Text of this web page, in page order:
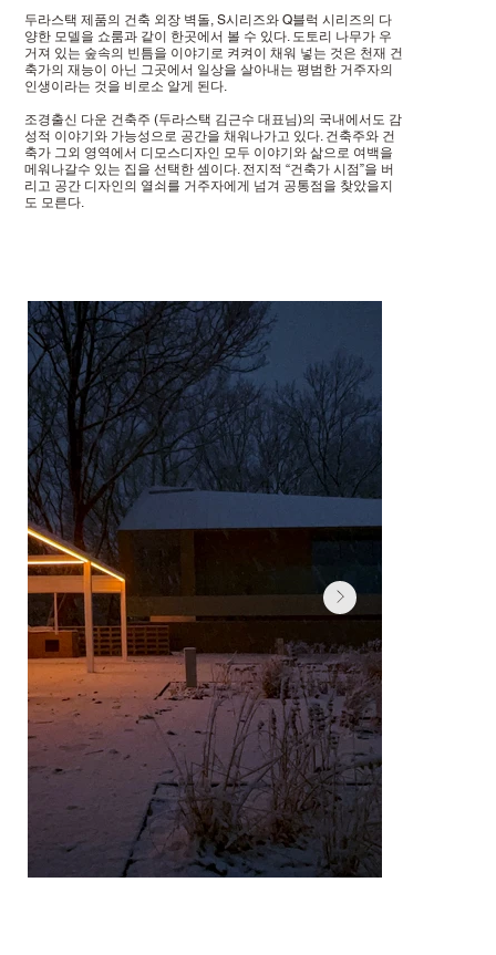
두라스택 제품의 건축 외장 벽돌, S시리즈와 Q블럭 시리즈의 다
양한 모델을 쇼룸과 같이 한곳에서 볼 수 있다. 도토리 나무가 우
거져 있는 숲속의 빈틈을 이야기로 켜켜이 채워 넣는 것은 천재 건
축가의 재능이 아닌 그곳에서 일상을 살아내는 평범한 거주자의
인생이라는 것을 비로소 알게 된다.
조경출신 다운 건축주 (두라스택 김근수 대표님)의 국내에서도 감
성적 이야기와 가능성으로 공간을 채워나가고 있다. 건축주와 건
축가 그외 영역에서 디모스디자인 모두 이야기와 삶으로 여백을
메워나갈수 있는 집을 선택한 셈이다. 전지적 “건축가 시점”을 버
리고 공간 디자인의 열쇠를 거주자에게 넘겨 공통점을 찾았을지
도 모른다.